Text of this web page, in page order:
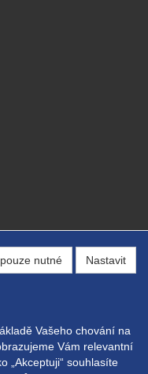
nutné Nastavit
Vašeho chování na
Vám relevantní
„Akceptuji“ souhlasíte
ALARM Czech s.r.o.